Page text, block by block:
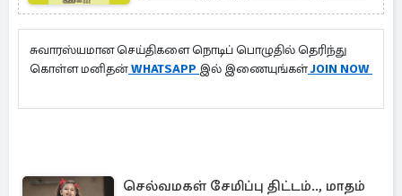
சுவாரஸ்யமான செய்திகளை நொடிப் பொழுதில் தெரிந்து
கொள்ள மனிதன்WHATSAPP இல் இணையுங்கள்JOIN NOW
செல்வமகள் சேமிப்பு திட்டம்.., மாதம்